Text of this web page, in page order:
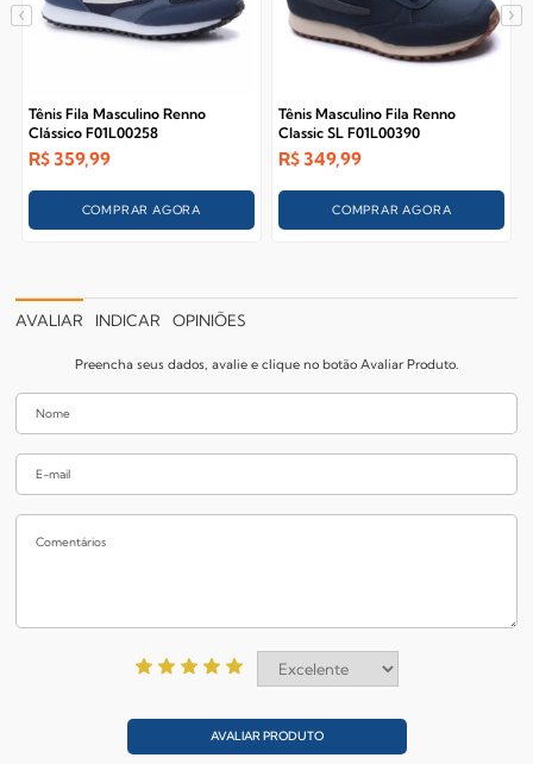
Tênis Fila Masculino Renno
Clássico F01L00258
R$ 359,99
COMPRAR AGORA
Tênis Masculino Fila Renno
Classic SL F01L00390
R$ 349,99
COMPRAR AGORA
AVALIAR INDICAR OPINIÕES
Preencha seus dados, avalie e clique no botão Avaliar Produto.
AVALIAR PRODUTO